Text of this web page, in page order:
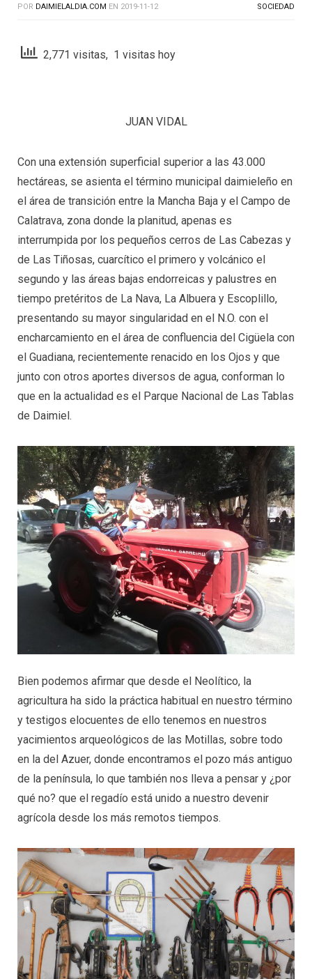
POR DAIMIELALDIA.COM EN 2019-11-12 SOCIEDAD
2,771 visitas, 1 visitas hoy
JUAN VIDAL
Con una extensión superficial superior a las 43.000
hectáreas, se asienta el término municipal daimieleño en
el área de transición entre la Mancha Baja y el Campo de
Calatrava, zona donde la planitud, apenas es
interrumpida por los pequeños cerros de Las Cabezas y
de Las Tiñosas, cuarcítico el primero y volcánico el
segundo y las áreas bajas endorreicas y palustres en
tiempo pretéritos de La Nava, La Albuera y Escoplillo,
presentando su mayor singularidad en el N.O. con el
encharcamiento en el área de confluencia del Cigüela con
el Guadiana, recientemente renacido en los Ojos y que
junto con otros aportes diversos de agua, conforman lo
que en la actualidad es el Parque Nacional de Las Tablas
de Daimiel.
Bien podemos afirmar que desde el Neolítico, la
agricultura ha sido la práctica habitual en nuestro término
y testigos elocuentes de ello tenemos en nuestros
yacimientos arqueológicos de las Motillas, sobre todo
en la del Azuer, donde encontramos el pozo más antiguo
de la península, lo que también nos lleva a pensar y ¿por
qué no? que el regadío está unido a nuestro devenir
agrícola desde los más remotos tiempos.